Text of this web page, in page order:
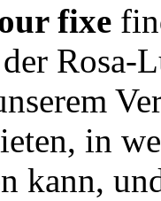
fixe
Rosa-
in
kann,